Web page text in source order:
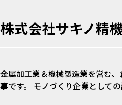
株式会社サキノ精
金属加工業＆機械製造業を営む
事です。 モノづくり企業として